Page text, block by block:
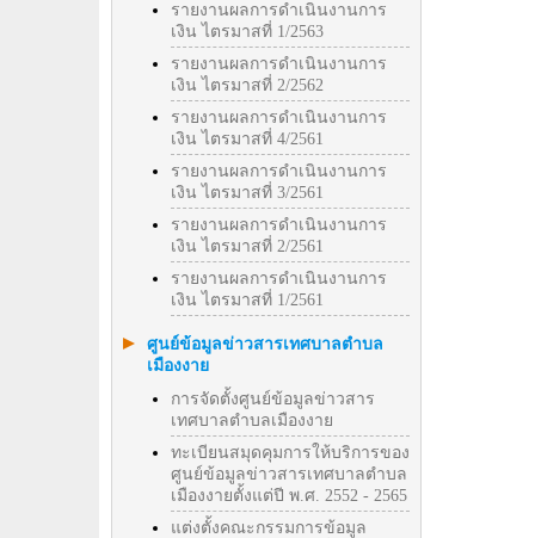
รายงานผลการดำเนินงานการ
เงิน ไตรมาสที่ 1/2563
รายงานผลการดำเนินงานการ
เงิน ไตรมาสที่ 2/2562
รายงานผลการดำเนินงานการ
เงิน ไตรมาสที่ 4/2561
รายงานผลการดำเนินงานการ
เงิน ไตรมาสที่ 3/2561
รายงานผลการดำเนินงานการ
เงิน ไตรมาสที่ 2/2561
รายงานผลการดำเนินงานการ
เงิน ไตรมาสที่ 1/2561
ศูนย์ข้อมูลข่าวสารเทศบาลตำบล
เมืองงาย
การจัดตั้งศูนย์ข้อมูลข่าวสาร
เทศบาลตำบลเมืองงาย
ทะเบียนสมุดคุมการให้บริการของ
ศูนย์ข้อมูลข่าวสารเทศบาลตำบล
เมืองงายตั้งแต่ปี พ.ศ. 2552 - 2565
แต่งตั้งคณะกรรมการข้อมูล